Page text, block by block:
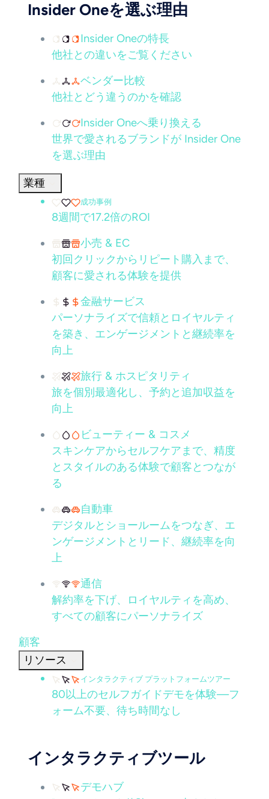
Insider Oneを選ぶ理由
Insider Oneの特長
他社との違いをご覧ください
ベンダー比較
他社とどう違うのかを確認
Insider Oneへ乗り換える
世界で愛されるブランドが Insider One
を選ぶ理由
業種
成功事例
8週間で17.2倍のROI
小売 & EC
初回クリックからリピート購入まで、
顧客に愛される体験を提供
金融サービス
パーソナライズで信頼とロイヤルティ
を築き、エンゲージメントと継続率を
向上
旅行 & ホスピタリティ
旅を個別最適化し、予約と追加収益を
向上
ビューティー & コスメ
スキンケアからセルフケアまで、精度
とスタイルのある体験で顧客とつなが
る
自動車
デジタルとショールームをつなぎ、エ
ンゲージメントとリード、継続率を向
上
通信
解約率を下げ、ロイヤルティを高め、
すべての顧客にパーソナライズ
顧客
リソース
インタラクティブ プラットフォームツアー
80以上のセルフガイドデモを体験—フ
ォーム不要、待ち時間なし
インタラクティブツール
デモハブ